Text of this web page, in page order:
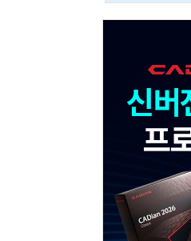
120x600